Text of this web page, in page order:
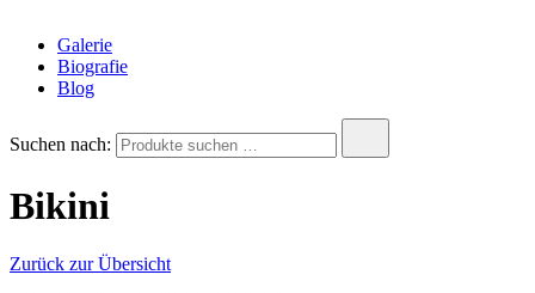
Galerie
Biografie
Blog
Suchen nach:
Bikini
Zurück zur Übersicht